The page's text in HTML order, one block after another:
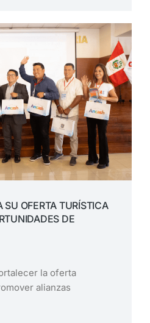
OFERTA TURÍSTICA
DE
la oferta
alianzas